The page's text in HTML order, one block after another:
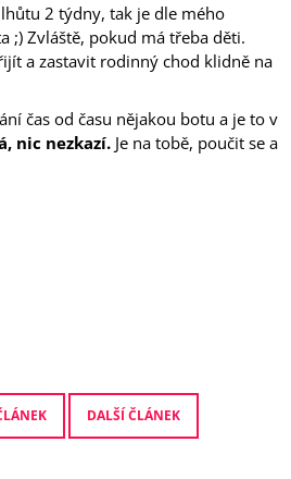
2 týdny, tak je dle mého
;) Zvláště, pokud má třeba děti.
a zastavit rodinný chod klidně na
čas od času nějakou botu a je to v
nic nezkazí. Je na tobě, poučit se a
DALŠÍ ČLÁNEK